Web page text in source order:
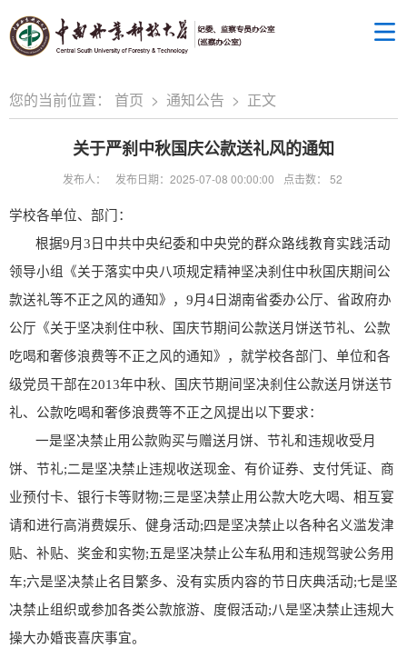
您的当前位置： 首页 > 通知公告 > 正文
关于严刹中秋国庆公款送礼风的通知
发布人： 发布日期：2025-07-08 00:00:00 点击数： 52
学校各单位、部门：
根据9月3日中共中央纪委和中央党的群众路线教育实践活动
领导小组《关于落实中央八项规定精神坚决刹住中秋国庆期间公
款送礼等不正之风的通知》，9月4日湖南省委办公厅、省政府办
公厅《关于坚决刹住中秋、国庆节期间公款送月饼送节礼、公款
吃喝和奢侈浪费等不正之风的通知》
，就学校各部门、单位和各
级党员干部在2013年中秋、国庆节期间坚决刹住公款送月饼送节
礼、公款吃喝和奢侈浪费等不正之风提出以下要求：
一是坚决禁止用公款购买与赠送月饼、节礼和违规收受月
饼、节礼;二是坚决禁止违规收送现金、有价证券、支付凭证、商
业预付卡、银行卡等财物;三是坚决禁止用公款大吃大喝、相互宴
请和进行高消费娱乐、健身活动;四是坚决禁止以各种名义滥发津
贴、补贴、奖金和实物;五是坚决禁止公车私用和违规驾驶公务用
车;六是坚决禁止名目繁多、没有实质内容的节日庆典活动;七是坚
决禁止组织或参加各类公款旅游、度假活动;八是坚决禁止违规大
操大办婚丧喜庆事宜。